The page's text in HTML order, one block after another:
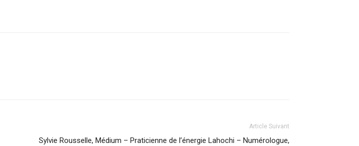
Article Suivant
Sylvie Rousselle, Médium – Praticienne de l’énergie Lahochi – Numérologue,